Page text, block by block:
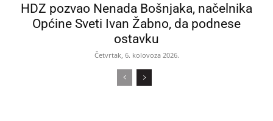
HDZ pozvao Nenada Bošnjaka, načelnika
Općine Sveti Ivan Žabno, da podnese
ostavku
Četvrtak, 6. kolovoza 2026.